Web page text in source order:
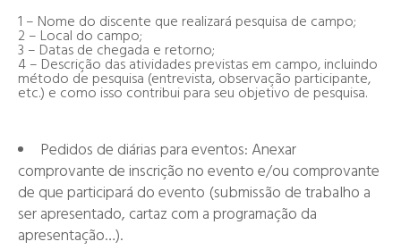
1 – Nome do discente que realizará pesquisa de campo;
2 – Local do campo;
3 – Datas de chegada e retorno;
4 – Descrição das atividades previstas em campo, incluindo
método de pesquisa (entrevista, observação participante,
etc.) e como isso contribui para seu objetivo de pesquisa.
Pedidos de diárias para eventos: Anexar
comprovante de inscrição no evento e/ou comprovante
de que participará do evento (submissão de trabalho a
ser apresentado, cartaz com a programação da
apresentação…).